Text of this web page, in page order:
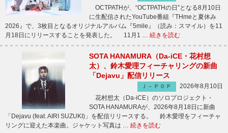
OCTPATHが、“OCTPATHの日”となる8月10日
に生配信されたYouTube番組『THmeと夏休み
2026』で、3枚目となるオリジナルアルバム『5mile』（読み：スマイル）を11
月18日にリリースすることを発表した。 11月1 … 続きを読む
SOTA HANAMURA（Da-iCE・花村想
太）、鈴木愛理フィーチャリングの新曲
「Dejavu」配信リリース
Ｊ－ＰＯＰ
2026年8月10日
花村想太（Da-iCE）のソロプロジェクト・
SOTA HANAMURAが、2026年8月18日に新曲
「Dejavu (feat. AIRI SUZUKI)」を配信リリースする。 鈴木愛理をフィーチャ
リングに迎えた本楽曲。ジャケット写真は … 続きを読む